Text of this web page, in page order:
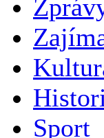
Sport